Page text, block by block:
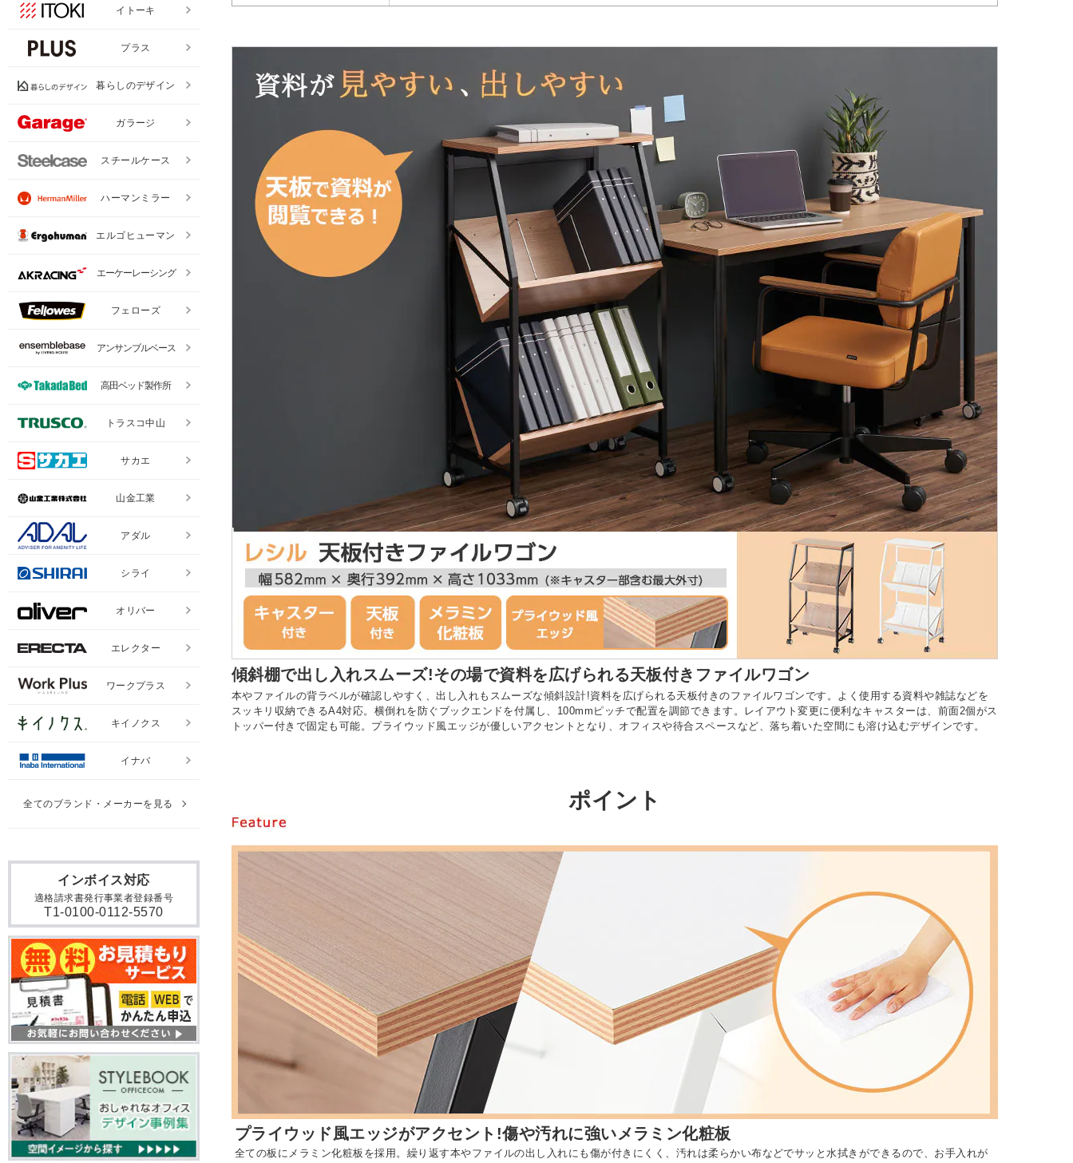
傾斜棚で出し入れスムーズ!その場で資料を広げられる天板付きファイルワゴン
本やファイルの背ラベルが確認しやすく、出し入れもスムーズな傾斜設計!資料を広げられる天板付きのファイルワゴンです。よく使用する資料や雑誌などを
スッキリ収納できるA4対応。横倒れを防ぐブックエンドを付属し、100mmピッチで配置を調節できます。レイアウト変更に便利なキャスターは、前面2個がス
トッパー付きで固定も可能。プライウッド風エッジが優しいアクセントとなり、オフィスや待合スペースなど、落ち着いた空間にも溶け込むデザインです。
ポイント
プライウッド風エッジがアクセント!傷や汚れに強いメラミン化粧板
全ての板にメラミン化粧板を採用。繰り返す本やファイルの出し入れにも傷が付きにくく、汚れは柔らかい布などでサッと水拭きができるので、お手入れが
インボイス対応
適格請求書発行事業者登録番号
T1-0100-0112-5570
イトーキ
プラス
暮らしのデザイン
ガラージ
スチールケース
ハーマンミラー
エルゴヒューマン
エーケーレーシング
フェローズ
アンサンブルベース
高田ベッド製作所
トラスコ中山
サカエ
山金工業
アダル
シライ
オリバー
エレクター
ワークプラス
キイノクス
イナバ
全てのブランド・メーカーを見る